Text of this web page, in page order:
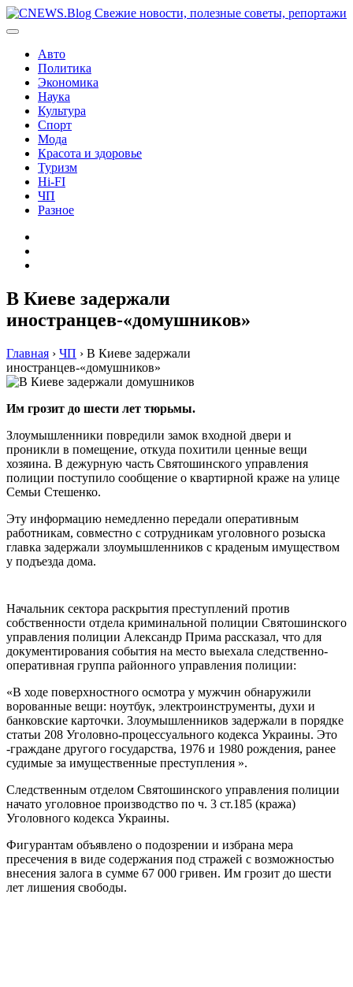
Перейти
к
Авто
Политика
Экономика
Наука
Культура
Спорт
Мода
Красота и здоровье
Туризм
Hi-FI
ЧП
Разное
В Киеве задержали
иностранцев-«домушников»
Главная › ЧП › В Киеве задержали
иностранцев-«домушников»
Им грозит до шести лет тюрьмы.
Злоумышленники повредили замок входной двери и
проникли в помещение, откуда похитили ценные вещи
хозяина. В дежурную часть Святошинского управления
полиции поступило сообщение о квартирной краже на улице
Семьи Стешенко.
Эту информацию немедленно передали оперативным
работникам, совместно с сотрудникам уголовного розыска
главка задержали злоумышленников с краденым имуществом
у подъезда дома.
Начальник сектора раскрытия преступлений против
собственности отдела криминальной полиции Святошинского
управления полиции Александр Прима рассказал, что для
документирования события на место выехала следственно-
оперативная группа районного управления полиции:
«В ходе поверхностного осмотра у мужчин обнаружили
ворованные вещи: ноутбук, электроинструменты, духи и
банковские карточки. Злоумышленников задержали в порядке
статьи 208 Уголовно-процессуального кодекса Украины. Это
-граждане другого государства, 1976 и 1980 рождения, ранее
судимые за имущественные преступления ».
Следственным отделом Святошинского управления полиции
начато уголовное производство по ч. 3 ст.185 (кража)
Уголовного кодекса Украины.
Фигурантам объявлено о подозрении и избрана мера
пресечения в виде содержания под стражей с возможностью
внесения залога в сумме 67 000 гривен. Им грозит до шести
лет лишения свободы.